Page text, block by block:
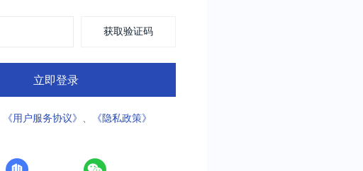
获取验证码
立即登录
《用户服务协议》 、 《隐私政策》